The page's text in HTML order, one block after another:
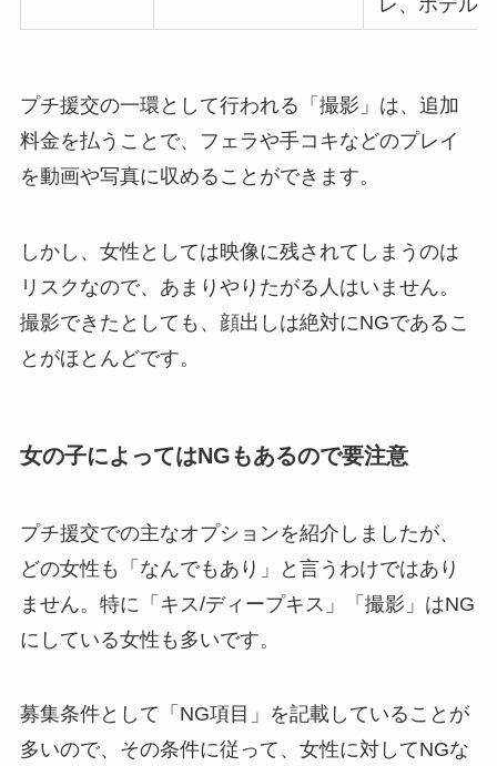
レ、ホテル
プチ援交の一環として行われる「撮影」は、追加
料金を払うことで、フェラや手コキなどのプレイ
を動画や写真に収めることができます。
しかし、女性としては映像に残されてしまうのは
リスクなので、あまりやりたがる人はいません。
撮影できたとしても、顔出しは絶対にNGであるこ
とがほとんどです。
女の子によってはNGもあるので要注意
プチ援交での主なオプションを紹介しましたが、
どの女性も「なんでもあり」と言うわけではあり
ません。特に「キス/ディープキス」「撮影」はNG
にしている女性も多いです。
募集条件として「NG項目」を記載していることが
多いので、その条件に従って、女性に対してNGな